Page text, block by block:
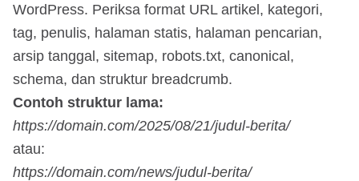
WordPress. Periksa format URL artikel, kategori,
tag, penulis, halaman statis, halaman pencarian,
arsip tanggal, sitemap, robots.txt, canonical,
schema, dan struktur breadcrumb.
Contoh struktur lama:
https://domain.com/2025/08/21/judul-berita/
atau:
https://domain.com/news/judul-berita/